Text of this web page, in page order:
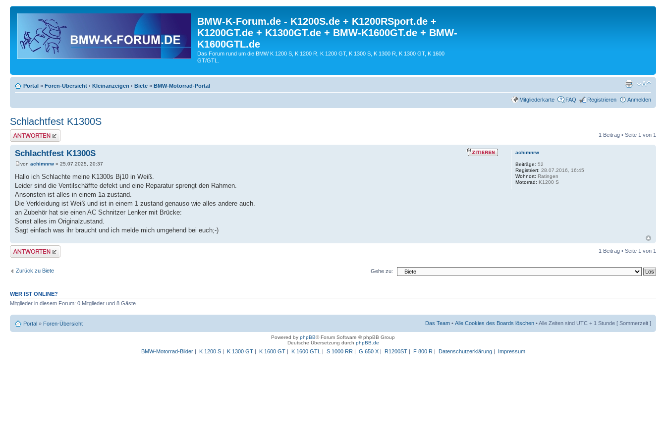
BMW-K-Forum.de - K1200S.de + K1200RSport.de +
K1200GT.de + K1300GT.de + BMW-K1600GT.de + BMW-
K1600GTL.de
Das Forum rund um die BMW K 1200 S, K 1200 R, K 1200 GT, K 1300 S, K 1300 R, K 1300 GT, K 1600
GT/GTL.
Portal » Foren-Übersicht ‹ Kleinanzeigen ‹ Biete » BMW-Motorrad-Portal
Mitgliederkarte FAQ Registrieren Anmelden
Schlachtfest K1300S
Antwort schreiben 1 Beitrag • Seite 1 von 1
Schlachtfest K1300S
von achimnrw » 25.07.2025, 20:37
Hallo ich Schlachte meine K1300s Bj10 in Weiß.
Leider sind die Ventilschäffte defekt und eine Reparatur sprengt den Rahmen.
Ansonsten ist alles in einem 1a zustand.
Die Verkleidung ist Weiß und ist in einem 1 zustand genauso wie alles andere auch.
an Zubehör hat sie einen AC Schnitzer Lenker mit Brücke:
Sonst alles im Originalzustand.
Sagt einfach was ihr braucht und ich melde mich umgehend bei euch;-)
achimnrw
Beiträge: 52
Registriert: 28.07.2016, 16:45
Wohnort: Ratingen
Motorrad: K1200 S
Antwort schreiben 1 Beitrag • Seite 1 von 1
Zurück zu Biete Gehe zu:
WER IST ONLINE?
Mitglieder in diesem Forum: 0 Mitglieder und 8 Gäste
Portal » Foren-Übersicht Das Team • Alle Cookies des Boards löschen • Alle Zeiten sind UTC + 1 Stunde [ Sommerzeit ]
Powered by phpBB® Forum Software © phpBB Group
Deutsche Übersetzung durch phpBB.de
BMW-Motorrad-Bilder| K 1200 S| K 1300 GT| K 1600 GT| K 1600 GTL | S 1000 RR | G 650 X| R1200ST| F 800 R | Datenschutzerklärung| Impressum